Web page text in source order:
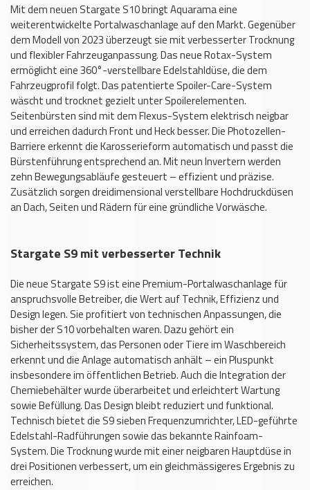
Mit dem neuen Stargate S10 bringt Aquarama eine
weiterentwickelte Portalwaschanlage auf den Markt. Gegenüber
dem Modell von 2023 überzeugt sie mit verbesserter Trocknung
und flexibler Fahrzeuganpassung. Das neue Rotax-System
ermöglicht eine 360°-verstellbare Edelstahldüse, die dem
Fahrzeugprofil folgt. Das patentierte Spoiler-Care-System
wäscht und trocknet gezielt unter Spoilerelementen.
Seitenbürsten sind mit dem Flexus-System elektrisch neigbar
und erreichen dadurch Front und Heck besser. Die Photozellen-
Barriere erkennt die Karosserieform automatisch und passt die
Bürstenführung entsprechend an. Mit neun Invertern werden
zehn Bewegungsabläufe gesteuert – effizient und präzise.
Zusätzlich sorgen dreidimensional verstellbare Hochdruckdüsen
an Dach, Seiten und Rädern für eine gründliche Vorwäsche.
Stargate S9 mit verbesserter Technik
Die neue Stargate S9 ist eine Premium-Portalwaschanlage für
anspruchsvolle Betreiber, die Wert auf Technik, Effizienz und
Design legen. Sie profitiert von technischen Anpassungen, die
bisher der S10 vorbehalten waren. Dazu gehört ein
Sicherheitssystem, das Personen oder Tiere im Waschbereich
erkennt und die Anlage automatisch anhält – ein Pluspunkt
insbesondere im öffentlichen Betrieb. Auch die Integration der
Chemiebehälter wurde überarbeitet und erleichtert Wartung
sowie Befüllung. Das Design bleibt reduziert und funktional.
Technisch bietet die S9 sieben Frequenzumrichter, LED-geführte
Edelstahl-Radführungen sowie das bekannte Rainfoam-
System. Die Trocknung wurde mit einer neigbaren Hauptdüse in
drei Positionen verbessert, um ein gleichmässigeres Ergebnis zu
erreichen.